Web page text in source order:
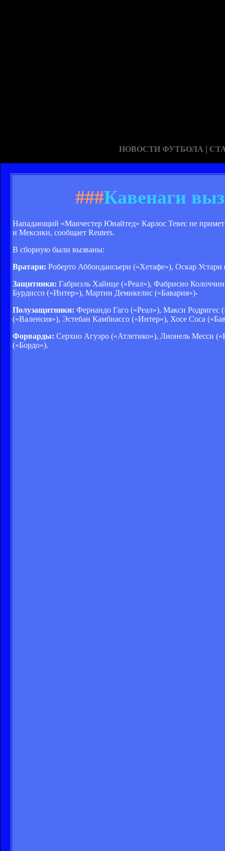
НОВОСТИ ФУТБОЛА |
###Кавенаги
Нападающий «Манчестер Юнайтед» Карлос Тевес не
и Мексики, сообщает Reuters.
В сборную были вызваны:
Вратари: Роберто Аббондансьери («Хетафе»), Оскар Устари
Защитники: Габриэль Хайнце («Реал»), Фабрисио
Бурдиссо («Интер»), Мартин Демикелис («Бавария»)-
Полузащитники: Фернандо Гаго («Реал»), Макси Родригес
(«Валенсия»), Эстебан Камбиассо («Интер»), Хосе Соса
Форварды: Серхио Агуэро («Атлетико»), Лионель Месси
(«Бордо»).